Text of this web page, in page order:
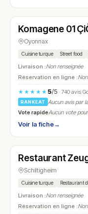
N° 10
Komagene 01
Oyonnax
Cuisine turque Street food
Livraison :Non renseignée
Réservation en ligne :
★★★★★ 5/5· 740 avis
RANKEAT
Aucun avis par
Vote rapideAucun vote
Voir la fiche→
N° 11
Restaurant
Schiltigheim
Cuisine turque Restaurant
Livraison :Non renseignée
Réservation en ligne :